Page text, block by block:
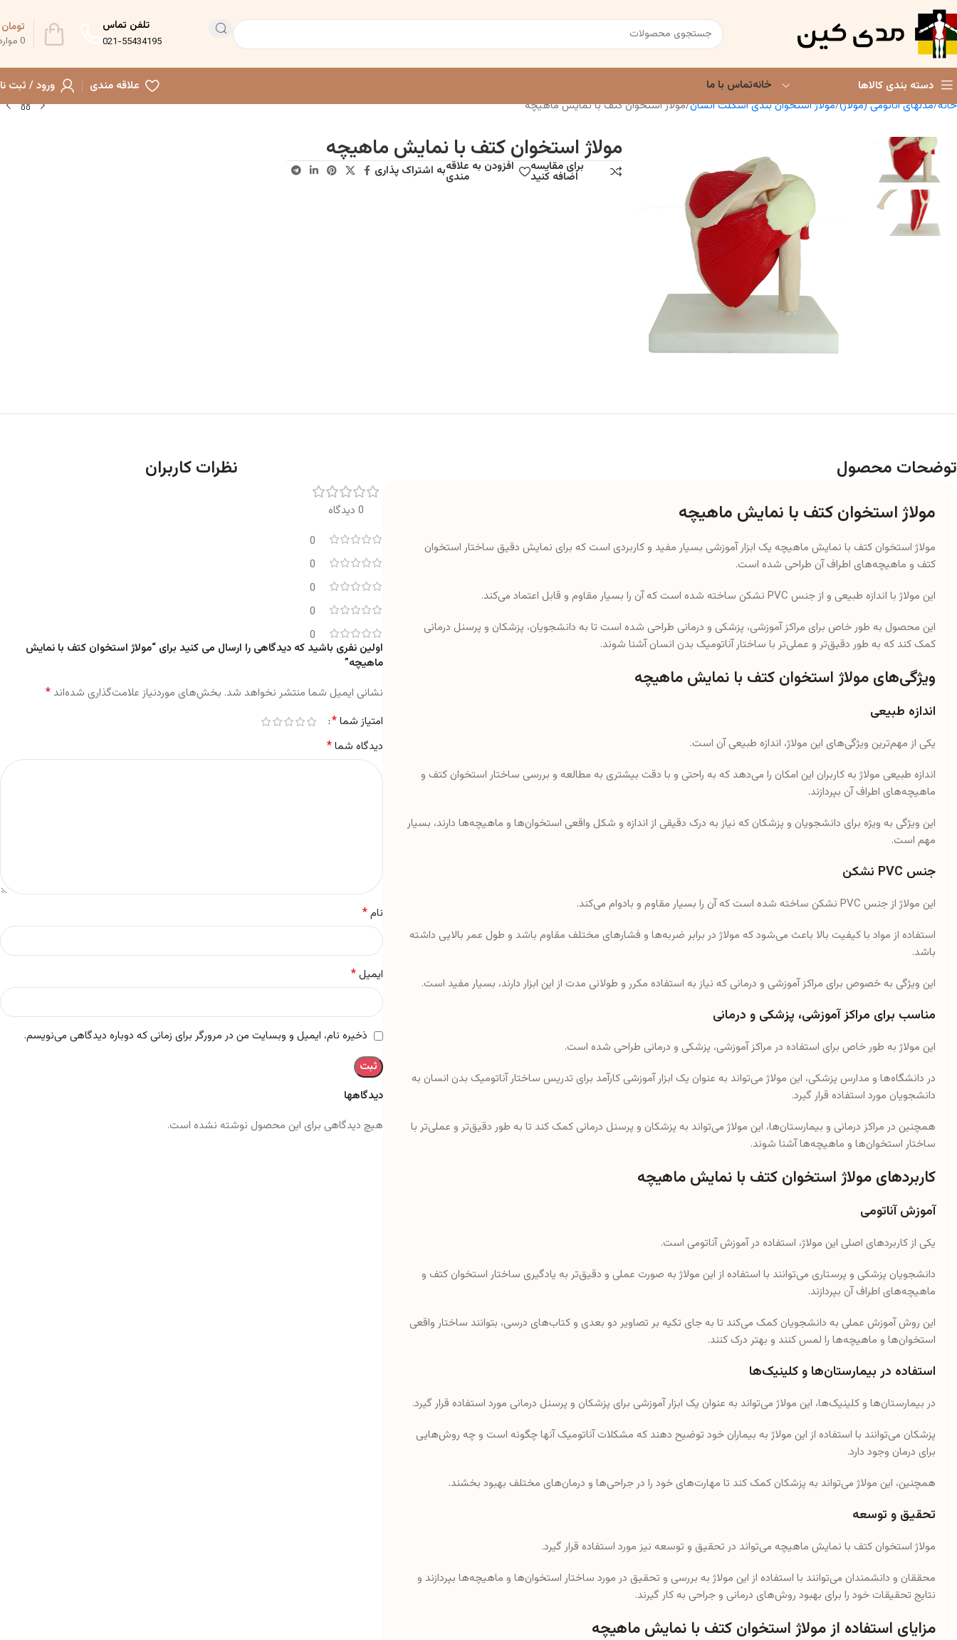
تلفن تماس
021-55434195
0
تومان
دسته بندی کالاها خانهتماس با ما علاقه مندی
ورود / ثبت
خانه مدلهای آناتومی (مولاژ) مولاژ استخوان بندی اسکلت انسان مولاژ استخوان کتف با نمایش ماهیچه
مولاژ استخوان کتف با نمایش ماهیچه
برای مقایسه
اضافه کنید
افزودن به علاقه
مندیبه اشتراک پذاری
توضحات محصول
مولاژ استخوان کتف با نمایش ماهیچه
مولاژ استخوان کتف با نمایش ماهیچه یک ابزار آموزشی بسیار مفید و کاربردی است که برای نمایش دقیق ساختار استخوان
کتف و ماهیچه‌های اطراف آن طراحی شده است.
این مولاژ با اندازه طبیعی و از جنس PVC نشکن ساخته شده است که آن را بسیار مقاوم و قابل اعتماد می‌کند.
این محصول به طور خاص برای مراکز آموزشی، پزشکی و درمانی طراحی شده است تا به دانشجویان، پزشکان و پرسنل درمانی
کمک کند که به طور دقیق‌تر و عملی‌تر با ساختار آناتومیک بدن انسان آشنا شوند.
ویژگی‌های مولاژ استخوان کتف با نمایش ماهیچه
اندازه طبیعی
یکی از مهم‌ترین ویژگی‌های این مولاژ، اندازه طبیعی آن است.
اندازه طبیعی مولاژ به کاربران این امکان را می‌دهد که به راحتی و با دقت بیشتری به مطالعه و بررسی ساختار استخوان کتف و
ماهیچه‌های اطراف آن بپردازند.
این ویژگی به ویژه برای دانشجویان و پزشکان که نیاز به درک دقیقی از اندازه و شکل واقعی استخوان‌ها و ماهیچه‌ها دارند، بسیار
مهم است.
جنس PVC نشکن
این مولاژ از جنس PVC نشکن ساخته شده است که آن را بسیار مقاوم و بادوام می‌کند.
استفاده از مواد با کیفیت بالا باعث می‌شود که مولاژ در برابر ضربه‌ها و فشارهای مختلف مقاوم باشد و طول عمر بالایی داشته
باشد.
این ویژگی به خصوص برای مراکز آموزشی و درمانی که نیاز به استفاده مکرر و طولانی مدت از این ابزار دارند، بسیار مفید است.
مناسب برای مراکز آموزشی، پزشکی و درمانی
این مولاژ به طور خاص برای استفاده در مراکز آموزشی، پزشکی و درمانی طراحی شده است.
در دانشگاه‌ها و مدارس پزشکی، این مولاژ می‌تواند به عنوان یک ابزار آموزشی کارآمد برای تدریس ساختار آناتومیک بدن انسان به
دانشجویان مورد استفاده قرار گیرد.
همچنین در مراکز درمانی و بیمارستان‌ها، این مولاژ می‌تواند به پزشکان و پرسنل درمانی کمک کند تا به طور دقیق‌تر و عملی‌تر با
ساختار استخوان‌ها و ماهیچه‌ها آشنا شوند.
کاربردهای مولاژ استخوان کتف با نمایش ماهیچه
آموزش آناتومی
یکی از کاربردهای اصلی این مولاژ، استفاده در آموزش آناتومی است.
دانشجویان پزشکی و پرستاری می‌توانند با استفاده از این مولاژ به صورت عملی و دقیق‌تر به یادگیری ساختار استخوان کتف و
ماهیچه‌های اطراف آن بپردازند.
این روش آموزش عملی به دانشجویان کمک می‌کند تا به جای تکیه بر تصاویر دو بعدی و کتاب‌های درسی، بتوانند ساختار واقعی
استخوان‌ها و ماهیچه‌ها را لمس کنند و بهتر درک کنند.
استفاده در بیمارستان‌ها و کلینیک‌ها
در بیمارستان‌ها و کلینیک‌ها، این مولاژ می‌تواند به عنوان یک ابزار آموزشی برای پزشکان و پرسنل درمانی مورد استفاده قرار گیرد.
پزشکان می‌توانند با استفاده از این مولاژ به بیماران خود توضیح دهند که مشکلات آناتومیک آنها چگونه است و چه روش‌هایی
برای درمان وجود دارد.
همچنین، این مولاژ می‌تواند به پزشکان کمک کند تا مهارت‌های خود را در جراحی‌ها و درمان‌های مختلف بهبود بخشند.
تحقیق و توسعه
مولاژ استخوان کتف با نمایش ماهیچه می‌تواند در تحقیق و توسعه نیز مورد استفاده قرار گیرد.
محققان و دانشمندان می‌توانند با استفاده از این مولاژ به بررسی و تحقیق در مورد ساختار استخوان‌ها و ماهیچه‌ها بپردازند و
نتایج تحقیقات خود را برای بهبود روش‌های درمانی و جراحی به کار گیرند.
مزایای استفاده از مولاژ استخوان کتف با نمایش ماهیچه
نظرات کاربران
0 دیدگاه
0
0
0
0
0
دیدگاهها
هیچ دیدگاهی برای این محصول نوشته نشده است.
اولین نفری باشید که دیدگاهی را ارسال می کنید برای “مولاژ استخوان کتف با نمایش
ماهیچه”
نشانی ایمیل شما منتشر نخواهد شد. بخش‌های موردنیاز علامت‌گذاری شده‌اند*
امتیاز شما*
دیدگاه شما*
نام*
ایمیل*
ذخیره نام، ایمیل و وبسایت من در مرورگر برای زمانی که دوباره دیدگاهی می‌نویسم.